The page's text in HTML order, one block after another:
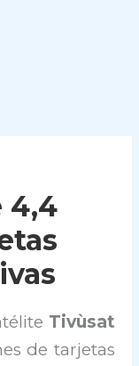
4,4
Tivùsat
de tarjetas